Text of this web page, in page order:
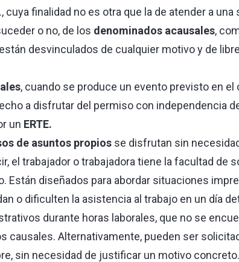
cuya finalidad no es otra que la de atender a
o no, de los denominados acausales,
desvinculados de cualquier motivo y de
, cuando se produce un evento previsto en el
a disfrutar del permiso con independencia
un ERTE.
de asuntos propiosse disfrutan sin
el trabajador o trabajadora tiene la facultad de
Están diseñados para abordar situaciones
o dificulten la asistencia al trabajo en un día
durante horas laborales, que no se
causales. Alternativamente, pueden ser
sin necesidad de justificar un motivo concreto.